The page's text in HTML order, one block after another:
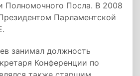
Полномочного Посла. В 2008
Парламентской
занимал должность
Конференции по